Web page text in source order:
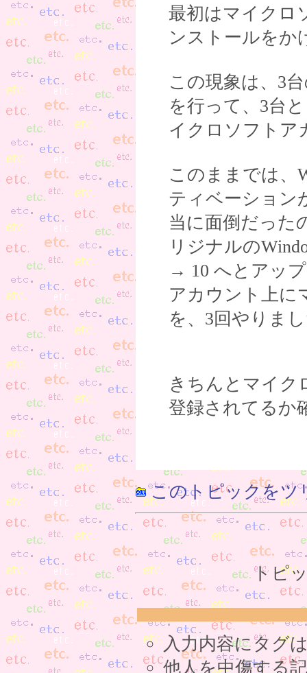
最初はマイクロ
ンストールをか
この現象は、3
を行って、3台
イクロソフトア
このままでは、
ティベーション
当に面倒だった
リジナルの
→ 10 へとアッ
アカウント上に
を、3回やりま
きちんとマイク
登録されてるか
このトピックをツ
トピ
入力内容にタグ
他人を中傷する